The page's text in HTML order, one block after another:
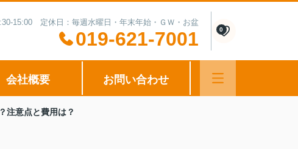
15:00 定休日：毎週水曜日・年末年始・ＧＷ・お盆
019-621-7001 0
会社概要 お問い合わせ
注意点と費用は？